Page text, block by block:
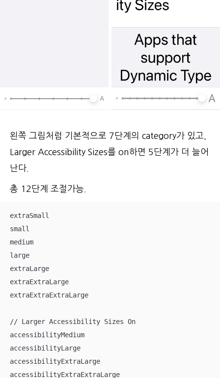
왼쪽 그림처럼 기본적으로 7단계의 category가 있고,
Larger Accessibility Sizes를 on하면 5단계가 더 늘어
난다.
총 12단계 조절가능.
extraSmall
small
medium
large
extraLarge
extraExtraLarge
extraExtraExtraLarge
// Larger Accessibility Sizes On
accessibilityMedium
accessibilityLarge
accessibilityExtraLarge
accessibilityExtraExtraLarge